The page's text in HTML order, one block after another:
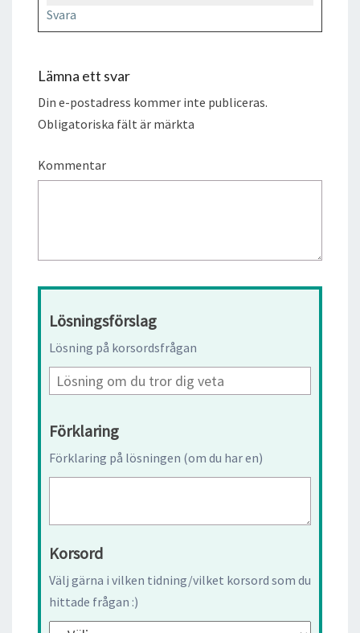
Svara
Lämna ett svar
Din e-postadress kommer inte publiceras.
Obligatoriska fält är märkta
Kommentar
Lösningsförslag
Lösning på korsordsfrågan
Förklaring
Förklaring på lösningen (om du har en)
Korsord
Välj gärna i vilken tidning/vilket korsord som du
hittade frågan :)